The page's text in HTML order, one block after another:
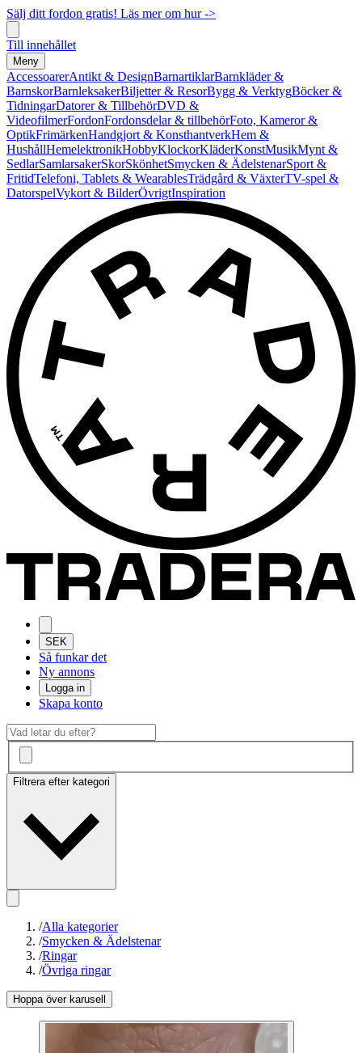
Sälj ditt fordon gratis! Läs mer om hur ->
Till innehållet
Meny
AccessoarerAntikt & DesignBarnartiklarBarnkläder &
BarnskorBarnleksakerBiljetter & ResorBygg & VerktygBöcker &
TidningarDatorer & TillbehörDVD &
VideofilmerFordonFordonsdelar & tillbehörFoto, Kameror &
OptikFrimärkenHandgjort & KonsthantverkHem &
HushållHemelektronikHobbyKlockorKläderKonstMusikMynt &
SedlarSamlarsakerSkorSkönhetSmycken & ÄdelstenarSport &
FritidTelefoni, Tablets & WearablesTrädgård & VäxterTV-spel &
DatorspelVykort & BilderÖvrigtInspiration
SEK
Så funkar det
Ny annons
Logga in
Skapa konto
Filtrera efter kategori
/Alla kategorier
/Smycken & Ädelstenar
/Ringar
/Övriga ringar
Hoppa över karusell